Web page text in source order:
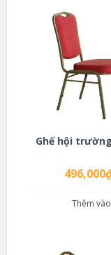
Ghế hội
496,000
Thêm